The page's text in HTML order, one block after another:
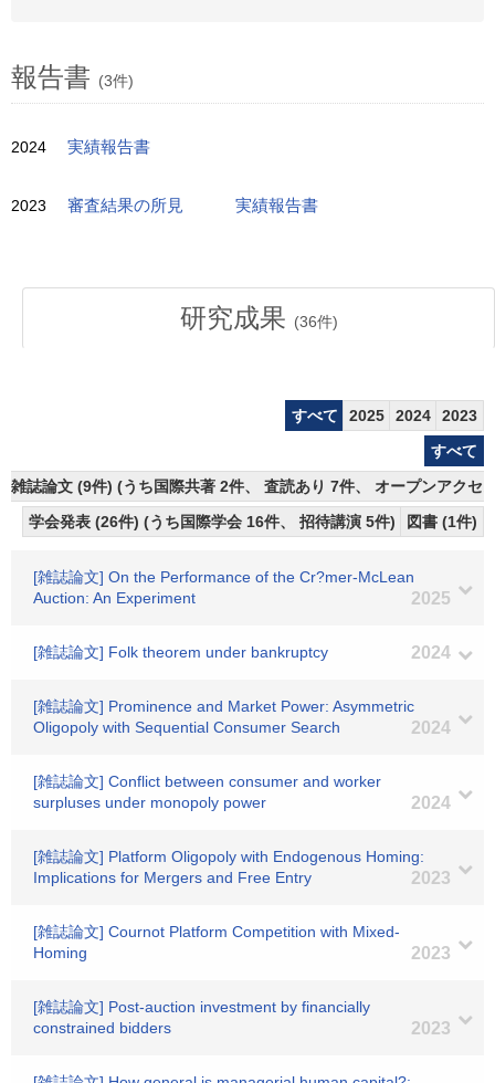
報告書 (3件)
2024 実績報告書
2023 審査結果の所見 実績報告書
研究成果 (36件)
すべて 2025 2024
2023
すべて
雑誌論文 (9件) (うち国際共著 2件、 査読あり 7件、 オープンアクセ
学会発表 (26件) (うち国際学会 16件、 招待講演 5件)
図書 (1件)
[雑誌論文] On the Performance of the Cr?mer-McLean
Auction: An Experiment
2025
[雑誌論文] Folk theorem under bankruptcy 2024
[雑誌論文] Prominence and Market Power: Asymmetric
Oligopoly with Sequential Consumer Search
2024
[雑誌論文] Conflict between consumer and worker
surpluses under monopoly power
2024
[雑誌論文] Platform Oligopoly with Endogenous Homing:
Implications for Mergers and Free Entry
2023
[雑誌論文] Cournot Platform Competition with Mixed-
Homing
2023
[雑誌論文] Post-auction investment by financially
constrained bidders
2023